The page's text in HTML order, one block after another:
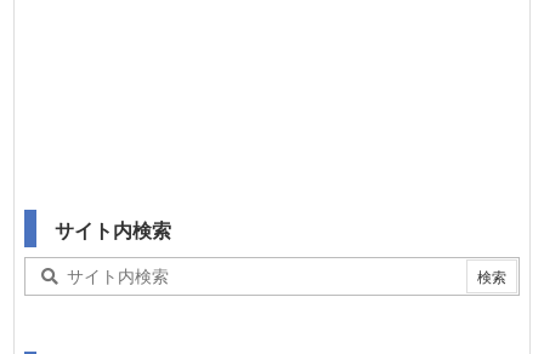
サイト内検索